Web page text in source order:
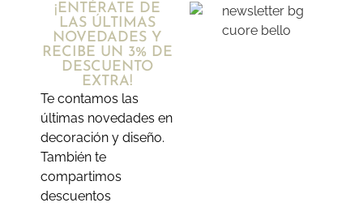
¡ENTÉRATE DE
LAS ÚLTIMAS
NOVEDADES Y
RECIBE UN 3% DE
DESCUENTO
EXTRA!
Te contamos las
últimas novedades en
decoración y diseño.
También te
compartimos
descuentos